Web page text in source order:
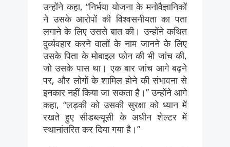
उन्होंने कहा, “निर्भया योजना के मनोवैज्ञानिकों
ने उसके आरोपों की विश्वसनीयता का पता
लगाने के लिए उससे बात की। उन्होंने कथित
दुर्व्यवहार करने वालों के नाम जानने के लिए
उसके पिता के मोबाइल फोन की भी जांच की,
जो उसके पास था। एक बार जांच आगे बढ़ने
पर, और लोगों के शामिल होने की संभावना से
इनकार नहीं किया जा सकता है।” उन्होंने आगे
कहा, “लड़की को उसकी सुरक्षा को ध्यान में
रखते हुए सीडब्ल्यूसी के अधीन शेल्टर में
स्थानांतरित कर दिया गया है।”